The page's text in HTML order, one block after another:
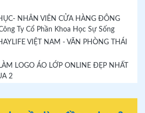
NHÂN VIÊN CỬA HÀNG ĐÔNG
Ty Cổ Phần Khoa Học Sự Sống
VIỆT NAM - VĂN PHÒNG THÁI
LOGO ÁO LỚP ONLINE ĐẸP NHẤT
2